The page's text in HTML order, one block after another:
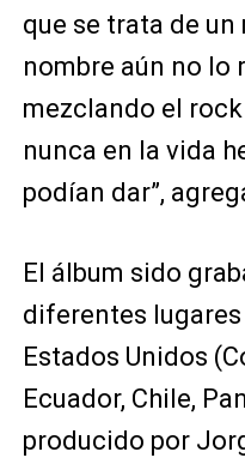
que se trata de un
nombre aún no lo
mezclando el
nunca en la vida
podían dar”,
El álbum sido
diferentes
Estados Unidos
Ecuador, Chile,
producido por